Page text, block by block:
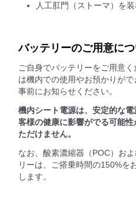
人工肛門（ストーマ）を
バッテリーのご用意に
ご自身でバッテリーをご用意
は機内での使用やお預かりがで
事前にお知らせください。
機内シート電源は、安定的な
客様の健康に影響がでる可能
ただけません。
なお、酸素濃縮器（POC）お
リーは、ご搭乗時間の150%を
します。